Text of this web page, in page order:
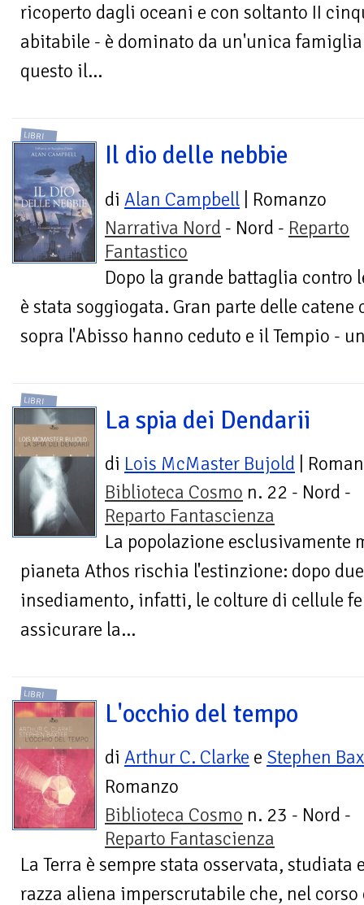
ricoperto dagli oceani e con soltanto II
abitabile - è dominato da un'unica
questo il...
LIBRI
Il dio delle nebbie
di Alan Campbell | Romanzo
Narrativa Nord - Nord - Reparto
Fantastico
Dopo la grande battaglia contro
è stata soggiogata. Gran parte delle catene
sopra l'Abisso hanno ceduto e il Tempio -
LIBRI
La spia dei Dendarii
di Lois McMaster Bujold |
Biblioteca Cosmo n. 22 - Nord -
Reparto Fantascienza
La popolazione esclusivamente
pianeta Athos rischia l'estinzione: dopo
insediamento, infatti, le colture di cellule
assicurare la...
LIBRI
L'occhio del tempo
di Arthur C. Clarke e Stephen
Romanzo
Biblioteca Cosmo n. 23 - Nord -
Reparto Fantascienza
La Terra è sempre stata osservata,
razza aliena imperscrutabile che, nel